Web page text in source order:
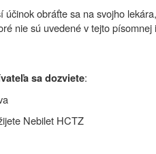
obráťte sa na svojho
nie sú uvedené v tejto
sa dozviete:
Nebilet HCTZ